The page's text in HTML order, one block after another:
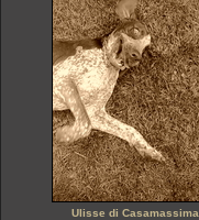
Ulisse di Casamassima